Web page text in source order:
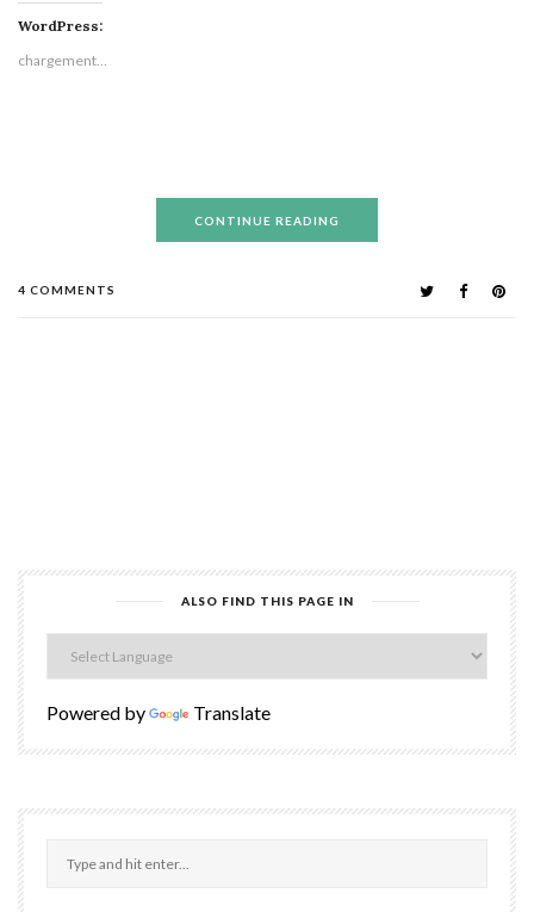
WordPress:
chargement…
CONTINUE READING
4 COMMENTS
ALSO FIND THIS PAGE IN
Powered by Translate